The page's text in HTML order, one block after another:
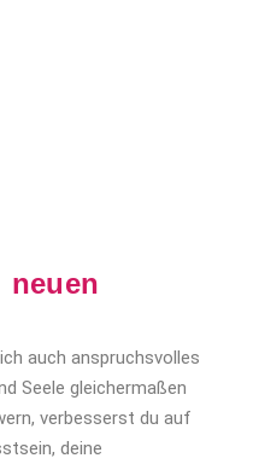
neuen
auch anspruchsvolles
Seele gleichermaßen
verbesserst du auf
deine